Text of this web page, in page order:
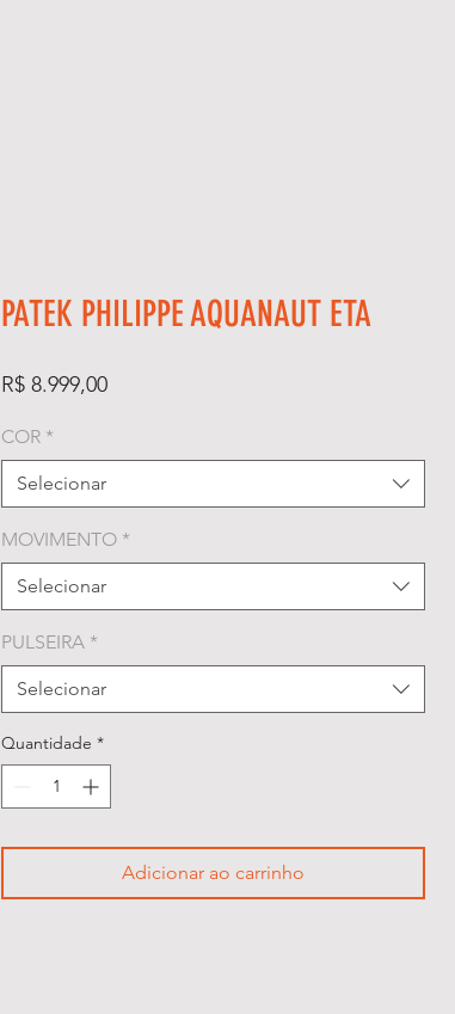
PATEK PHILIPPE AQUANAUT ETA
R$ 8.999,00Preço
COR *
Selecionar
MOVIMENTO *
Selecionar
PULSEIRA *
Selecionar
Quantidade *
Adicionar ao carrinho